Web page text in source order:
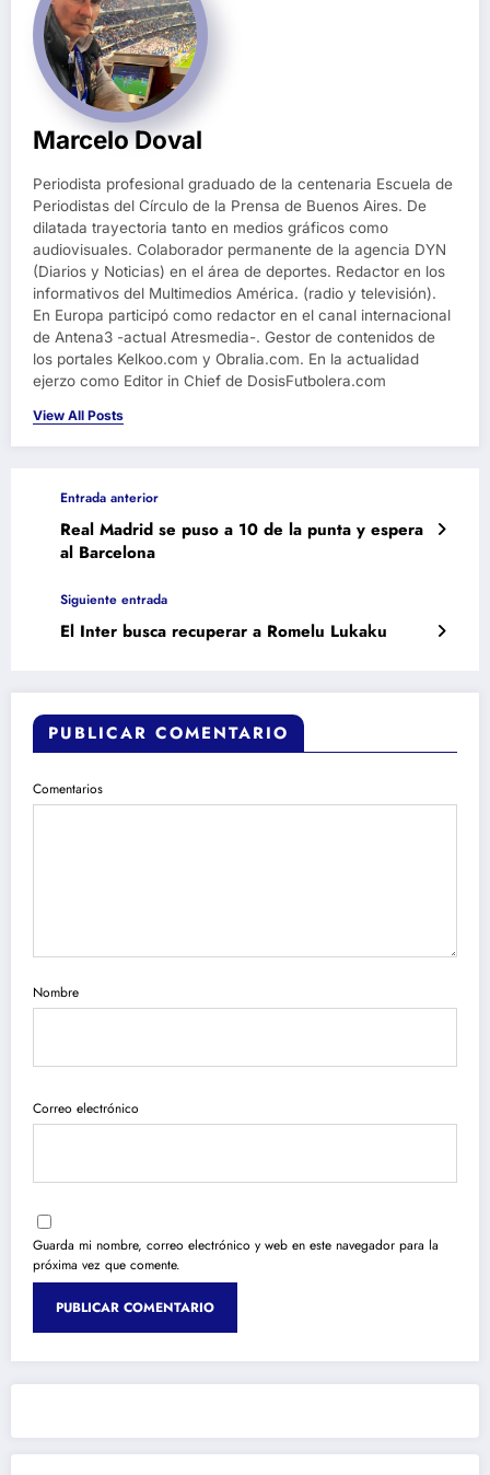
Marcelo Doval
Periodista profesional graduado de la centenaria Escuela de
Periodistas del Círculo de la Prensa de Buenos Aires. De
dilatada trayectoria tanto en medios gráficos como
audiovisuales. Colaborador permanente de la agencia DYN
(Diarios y Noticias) en el área de deportes. Redactor en los
informativos del Multimedios América. (radio y televisión).
En Europa participó como redactor en el canal internacional
de Antena3 -actual Atresmedia-. Gestor de contenidos de
los portales Kelkoo.com y Obralia.com. En la actualidad
ejerzo como Editor in Chief de DosisFutbolera.com
View All Posts
Entrada anterior
Real Madrid se puso a 10 de la punta y espera
al Barcelona
Siguiente entrada
El Inter busca recuperar a Romelu Lukaku
PUBLICAR COMENTARIO
Comentarios
Nombre
Correo electrónico
Guarda mi nombre, correo electrónico y web en este navegador para la
próxima vez que comente.